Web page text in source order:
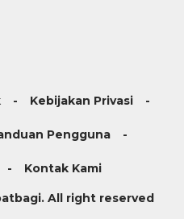
Kebijakan Privasi
Pengguna
Kontak Kami
All right reserved